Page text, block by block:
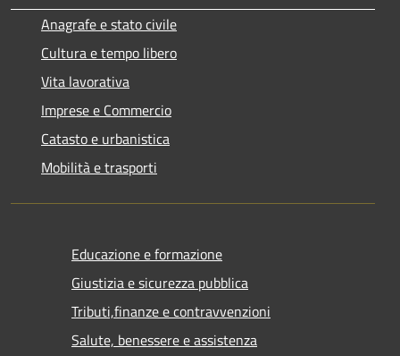
Anagrafe e stato civile
Cultura e tempo libero
Vita lavorativa
Imprese e Commercio
Catasto e urbanistica
Mobilità e trasporti
Educazione e formazione
Giustizia e sicurezza pubblica
Tributi,finanze e contravvenzioni
Salute, benessere e assistenza